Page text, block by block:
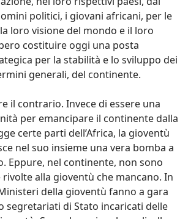
politici, i giovani africani, per le
loro visione del mondo e il loro
costituire oggi una posta
per la stabilità e lo sviluppo dei
generali, del continente.
il contrario. Invece di essere una
per emancipare il continente dalla
certe parti dell’Africa, la gioventù
nel suo insieme una vera bomba a
Eppure, nel continente, non sono
alla gioventù che mancano. In
della gioventù fanno a gara
segretariati di Stato incaricati delle